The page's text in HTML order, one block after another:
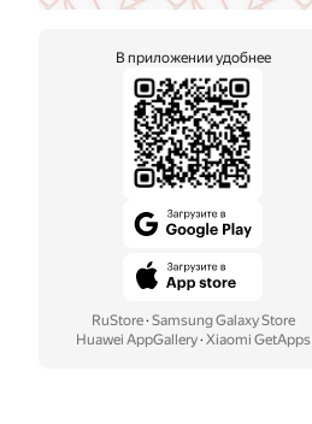
В приложении удобнее
RuStore· Samsung Galaxy Store
Huawei AppGallery· Xiaomi GetApps